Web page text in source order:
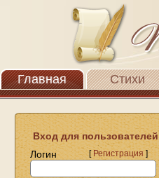
Главная Стихи
Вход для пользователей
Логин
[Регистрация]